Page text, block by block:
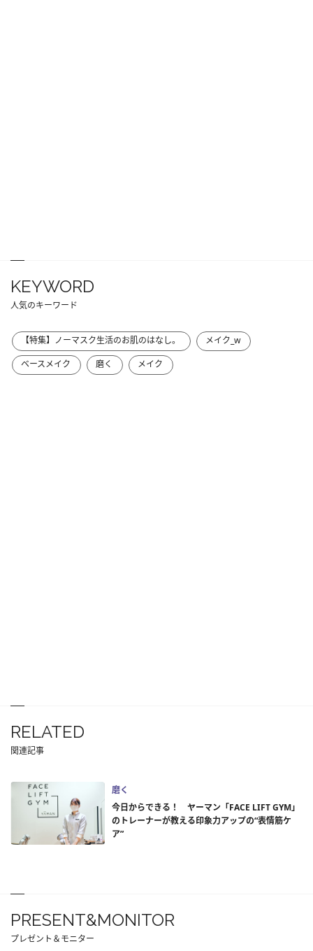
KEYWORD
人気のキーワード
【特集】ノーマスク生活のお肌のはなし。
メイク_w
ベースメイク
磨く メイク
RELATED
関連記事
磨く
今日からできる！ ヤーマン「FACE LIFT GYM」
のトレーナーが教える印象力アップの“表情筋ケ
ア”
PRESENT&MONITOR
プレゼント＆モニター